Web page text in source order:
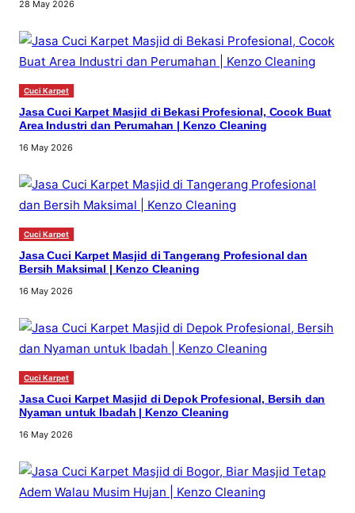
28 May 2026
Cuci Karpet
Jasa Cuci Karpet Masjid di Bekasi Profesional, Cocok Buat
Area Industri dan Perumahan | Kenzo Cleaning
16 May 2026
Cuci Karpet
Jasa Cuci Karpet Masjid di Tangerang Profesional dan
Bersih Maksimal | Kenzo Cleaning
16 May 2026
Cuci Karpet
Jasa Cuci Karpet Masjid di Depok Profesional, Bersih dan
Nyaman untuk Ibadah | Kenzo Cleaning
16 May 2026